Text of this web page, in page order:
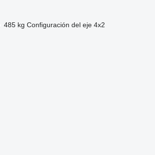
485 kg Configuración del eje 4x2